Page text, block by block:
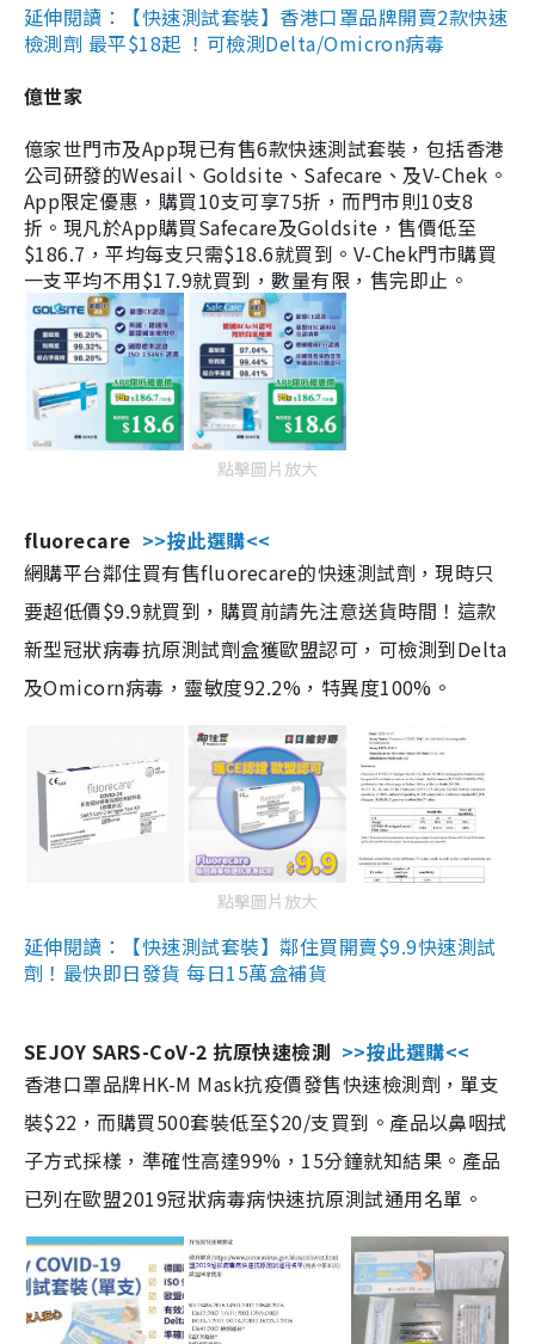
延伸閱讀：【快速測試套裝】香港口罩品牌開賣2款快速
檢測劑 最平$18起 ！可檢測Delta/Omicron病毒
億世家
億家世門市及App現已有售6款快速測試套裝，包括香港
公司研發的Wesail、Goldsite、Safecare、及V-Chek。
App限定優惠，購買10支可享75折，而門市則10支8
折。現凡於App購買Safecare及Goldsite，售價低至
$186.7，平均每支只需$18.6就買到。V-Chek門市購買
一支平均不用$17.9就買到，數量有限，售完即止。
點擊圖片放大
fluorecare >>按此選購<<
網購平台鄰住買有售fluorecare的快速測試劑，現時只
要超低價$9.9就買到，購買前請先注意送貨時間！這款
新型冠狀病毒抗原測試劑盒獲歐盟認可，可檢測到Delta
及Omicorn病毒，靈敏度92.2%，特異度100%。
點擊圖片放大
延伸閱讀：【快速測試套裝】鄰住買開賣$9.9快速測試
劑！最快即日發貨 每日15萬盒補貨
SEJOY SARS-CoV-2 抗原快速檢測 >>按此選購<<
香港口罩品牌HK-M Mask抗疫價發售快速檢測劑，單支
裝$22，而購買500套裝低至$20/支買到。產品以鼻咽拭
子方式採樣，準確性高達99%，15分鐘就知結果。產品
已列在歐盟2019冠狀病毒病快速抗原測試通用名單。